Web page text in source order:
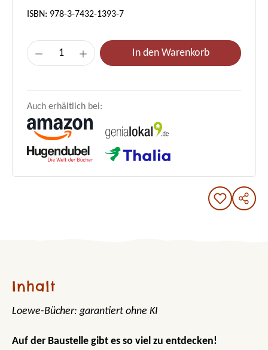
ISBN: 978-3-7432-1393-7
Produkt Anzahl: Gib den gewünschten
In den Warenkorb
Auch erhältlich bei:
Inhalt
Loewe-Bücher: garantiert ohne KI
Auf der Baustelle gibt es so viel zu entdecken!